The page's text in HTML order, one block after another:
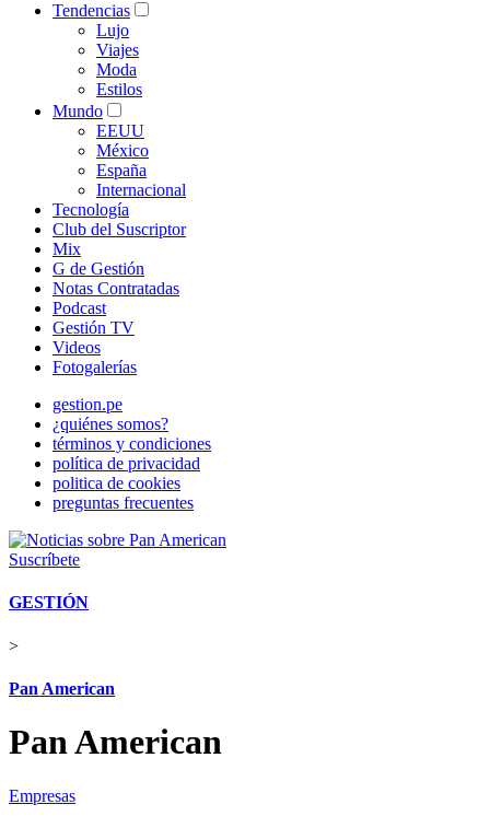
Tendencias
Lujo
Viajes
Moda
Estilos
Mundo
EEUU
México
España
Internacional
Tecnología
Club del Suscriptor
Mix
G de Gestión
Notas Contratadas
Podcast
Gestión TV
Videos
Fotogalerías
gestion.pe
¿quiénes somos?
términos y condiciones
política de privacidad
politica de cookies
preguntas frecuentes
Suscríbete
GESTIÓN
>
Pan American
Pan American
Empresas